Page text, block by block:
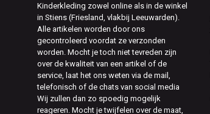
Kinderkleding zowel online als in de winkel
in Stiens (Friesland, vlakbij Leeuwarden).
Alle artikelen worden door ons
gecontroleerd voordat ze verzonden
worden. Mocht je toch niet tevreden zijn
over de kwaliteit van een artikel of de
service, laat het ons weten via de mail,
telefonisch of de chats van social media
Wij zullen dan zo spoedig mogelijk
reageren. Mocht je twijfelen over de maat,